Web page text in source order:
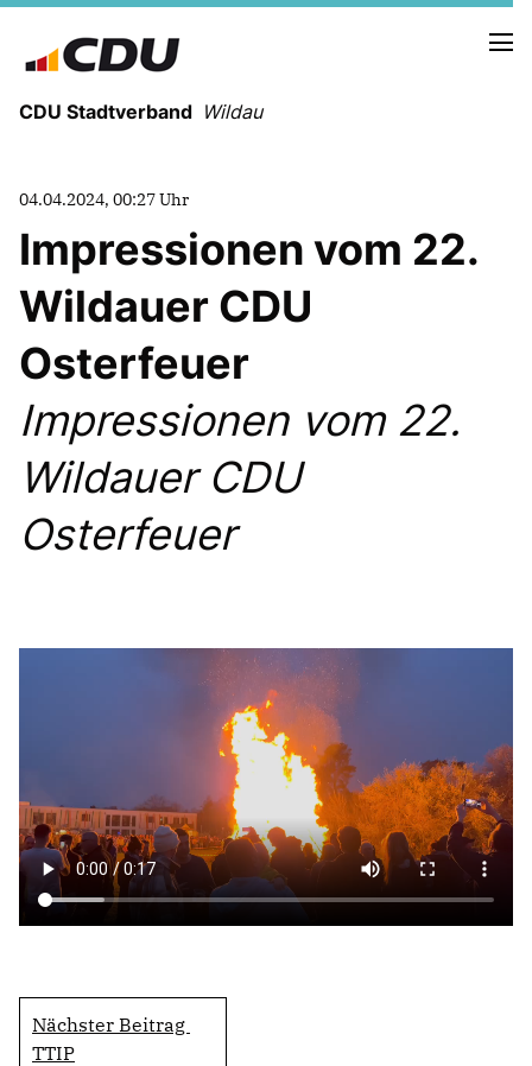
CDU Stadtverband Wildau
NEUIGKEITEN
TERMINE
PRESSE
EUROPA:
EUROPAWAHLPROGRAMM VON CDU UND
DR. CHRISTIAN EHLER MDEP
Mitmachen
LINKS
04.04.2024, 00:27 Uhr
Impressionen vom 22.
Wildauer CDU
Osterfeuer
Impressionen vom 22.
Wildauer CDU
Osterfeuer
Nächster Beitrag
TTIP